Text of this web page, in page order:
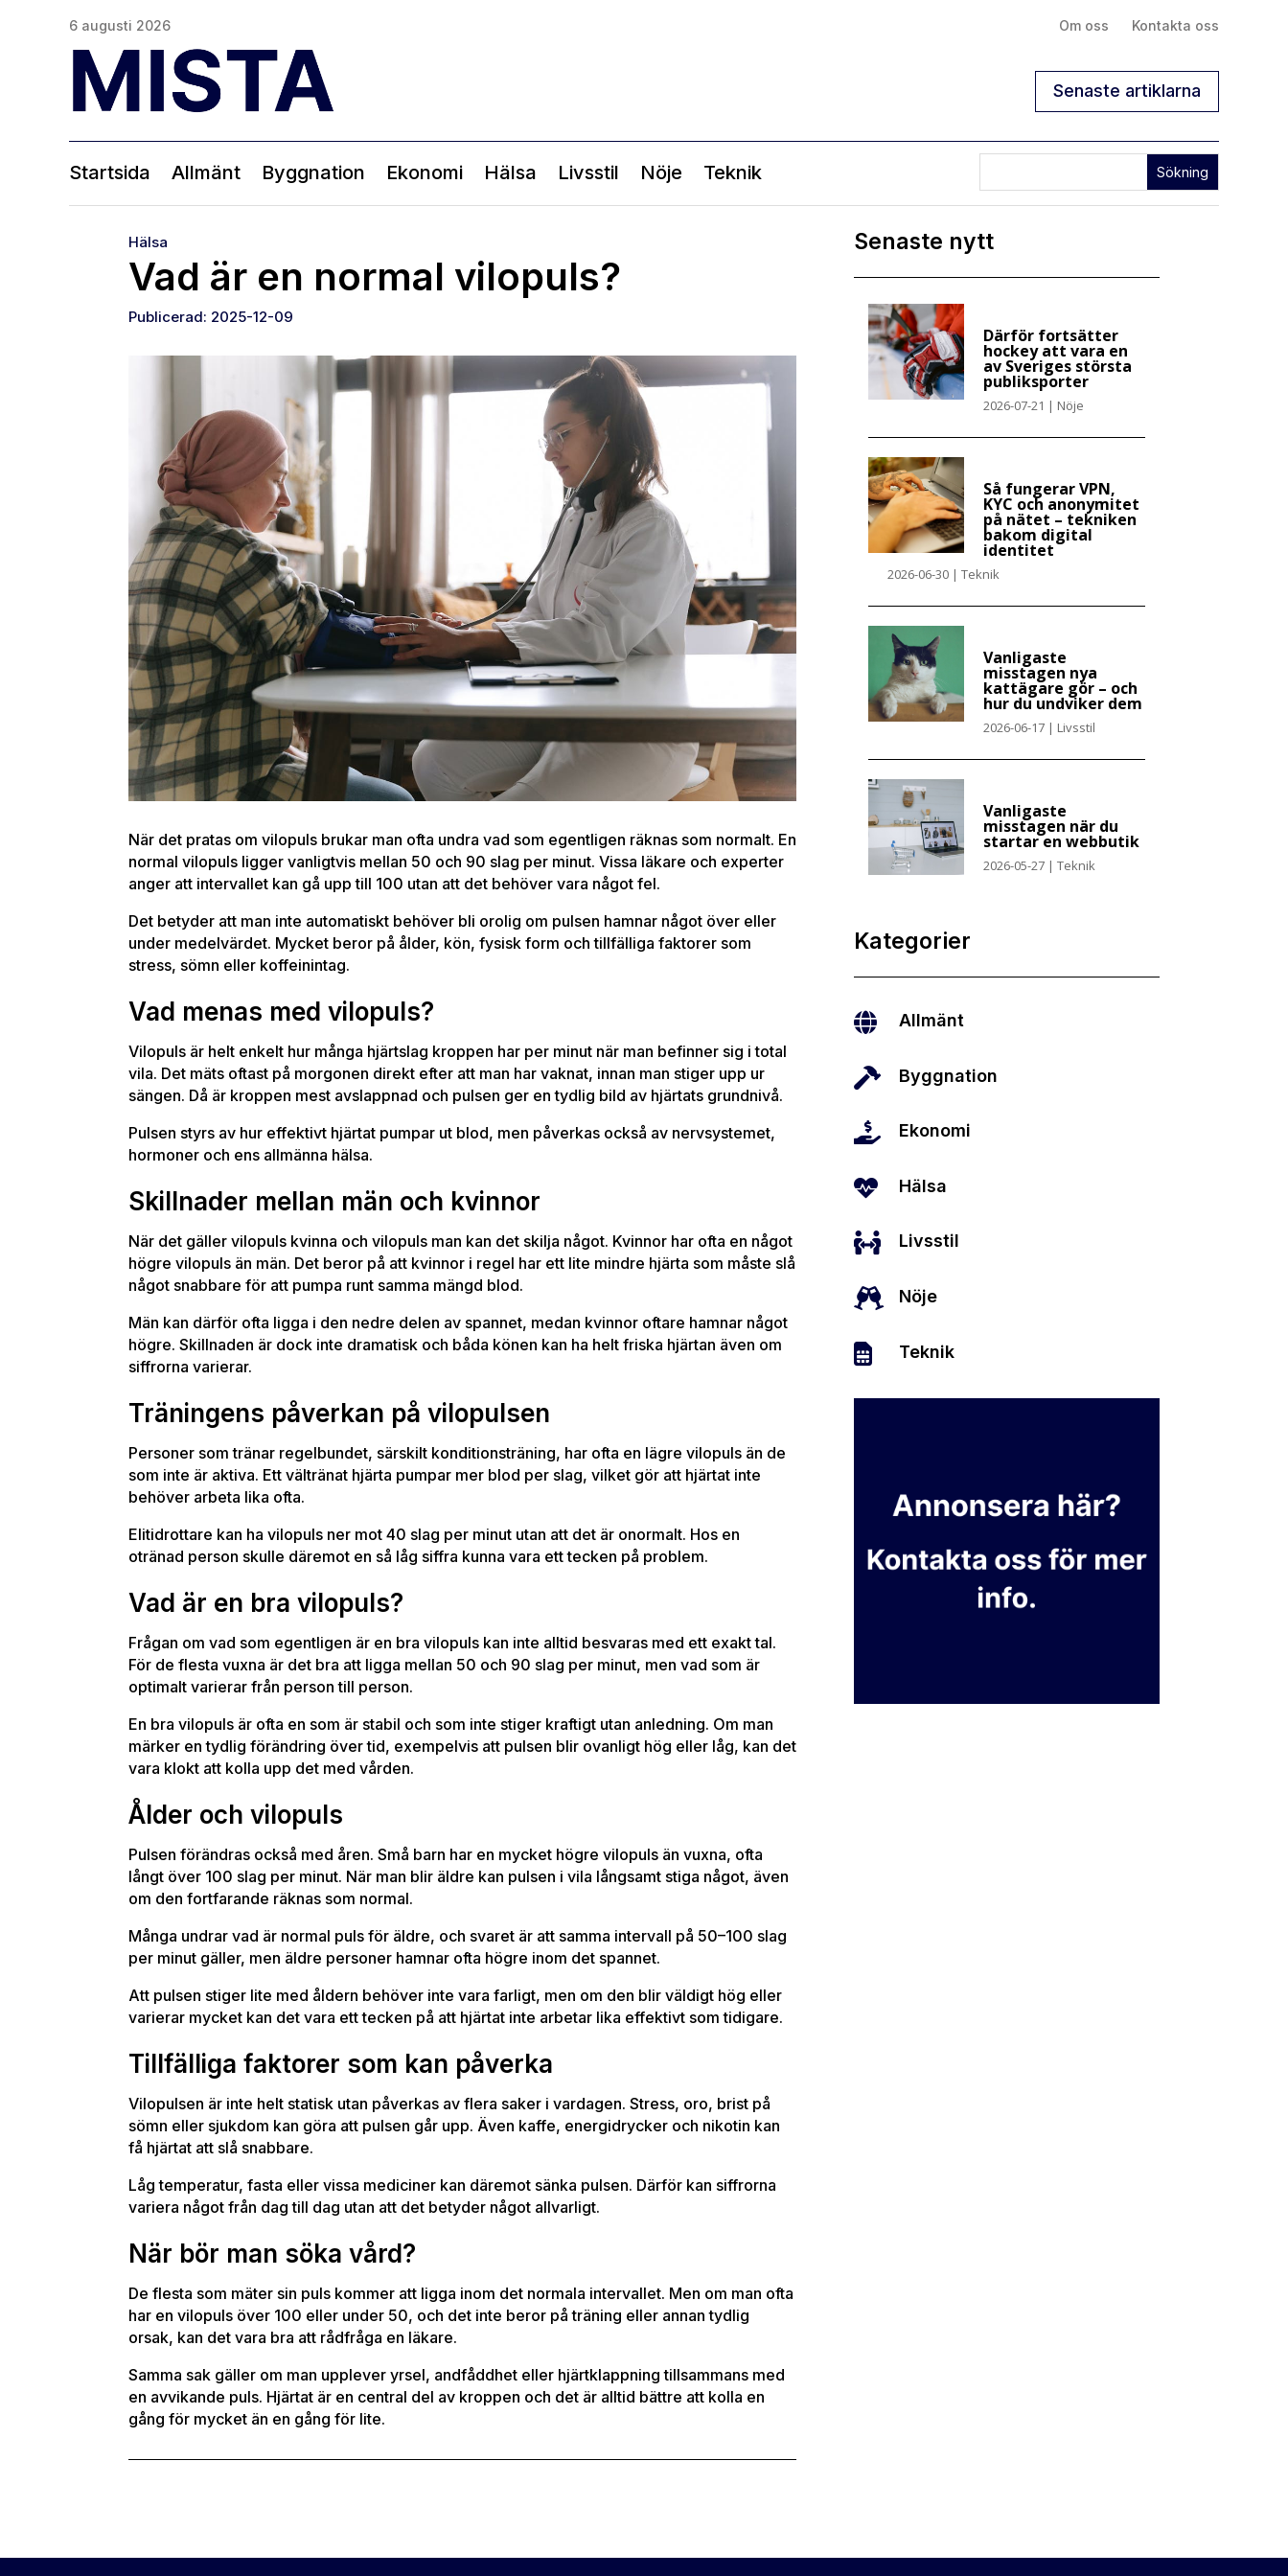
6 augusti 2026 Om oss Kontakta oss
Senaste artiklarna
Startsida Allmänt Byggnation Ekonomi Hälsa Livsstil Nöje Teknik
Hälsa
Vad är en normal vilopuls?
Publicerad: 2025-12-09
När det pratas om vilopuls brukar man ofta undra vad som egentligen räknas som normalt. En
normal vilopuls ligger vanligtvis mellan 50 och 90 slag per minut. Vissa läkare och experter
anger att intervallet kan gå upp till 100 utan att det behöver vara något fel.
Det betyder att man inte automatiskt behöver bli orolig om pulsen hamnar något över eller
under medelvärdet. Mycket beror på ålder, kön, fysisk form och tillfälliga faktorer som
stress, sömn eller koffeinintag.
Vad menas med vilopuls?
Vilopuls är helt enkelt hur många hjärtslag kroppen har per minut när man befinner sig i total
vila. Det mäts oftast på morgonen direkt efter att man har vaknat, innan man stiger upp ur
sängen. Då är kroppen mest avslappnad och pulsen ger en tydlig bild av hjärtats grundnivå.
Pulsen styrs av hur effektivt hjärtat pumpar ut blod, men påverkas också av nervsystemet,
hormoner och ens allmänna hälsa.
Skillnader mellan män och kvinnor
När det gäller vilopuls kvinna och vilopuls man kan det skilja något. Kvinnor har ofta en något
högre vilopuls än män. Det beror på att kvinnor i regel har ett lite mindre hjärta som måste slå
något snabbare för att pumpa runt samma mängd blod.
Män kan därför ofta ligga i den nedre delen av spannet, medan kvinnor oftare hamnar något
högre. Skillnaden är dock inte dramatisk och båda könen kan ha helt friska hjärtan även om
siffrorna varierar.
Träningens påverkan på vilopulsen
Personer som tränar regelbundet, särskilt konditionsträning, har ofta en lägre vilopuls än de
som inte är aktiva. Ett vältränat hjärta pumpar mer blod per slag, vilket gör att hjärtat inte
behöver arbeta lika ofta.
Elitidrottare kan ha vilopuls ner mot 40 slag per minut utan att det är onormalt. Hos en
otränad person skulle däremot en så låg siffra kunna vara ett tecken på problem.
Vad är en bra vilopuls?
Frågan om vad som egentligen är en bra vilopuls kan inte alltid besvaras med ett exakt tal.
För de flesta vuxna är det bra att ligga mellan 50 och 90 slag per minut, men vad som är
optimalt varierar från person till person.
En bra vilopuls är ofta en som är stabil och som inte stiger kraftigt utan anledning. Om man
märker en tydlig förändring över tid, exempelvis att pulsen blir ovanligt hög eller låg, kan det
vara klokt att kolla upp det med vården.
Ålder och vilopuls
Pulsen förändras också med åren. Små barn har en mycket högre vilopuls än vuxna, ofta
långt över 100 slag per minut. När man blir äldre kan pulsen i vila långsamt stiga något, även
om den fortfarande räknas som normal.
Många undrar vad är normal puls för äldre, och svaret är att samma intervall på 50–100 slag
per minut gäller, men äldre personer hamnar ofta högre inom det spannet.
Att pulsen stiger lite med åldern behöver inte vara farligt, men om den blir väldigt hög eller
varierar mycket kan det vara ett tecken på att hjärtat inte arbetar lika effektivt som tidigare.
Tillfälliga faktorer som kan påverka
Vilopulsen är inte helt statisk utan påverkas av flera saker i vardagen. Stress, oro, brist på
sömn eller sjukdom kan göra att pulsen går upp. Även kaffe, energidrycker och nikotin kan
få hjärtat att slå snabbare.
Låg temperatur, fasta eller vissa mediciner kan däremot sänka pulsen. Därför kan siffrorna
variera något från dag till dag utan att det betyder något allvarligt.
När bör man söka vård?
De flesta som mäter sin puls kommer att ligga inom det normala intervallet. Men om man ofta
har en vilopuls över 100 eller under 50, och det inte beror på träning eller annan tydlig
orsak, kan det vara bra att rådfråga en läkare.
Samma sak gäller om man upplever yrsel, andfåddhet eller hjärtklappning tillsammans med
en avvikande puls. Hjärtat är en central del av kroppen och det är alltid bättre att kolla en
gång för mycket än en gång för lite.
Senaste nytt
Därför fortsätter
hockey att vara en
av Sveriges största
publiksporter
2026-07-21 | Nöje
Så fungerar VPN,
KYC och anonymitet
på nätet – tekniken
bakom digital
identitet
2026-06-30| Teknik
Vanligaste
misstagen nya
kattägare gör – och
hur du undviker dem
2026-06-17| Livsstil
Vanligaste
misstagen när du
startar en webbutik
2026-05-27| Teknik
Kategorier
 Allmänt
 Byggnation
 Ekonomi
 Hälsa
 Livsstil
 Nöje
 Teknik